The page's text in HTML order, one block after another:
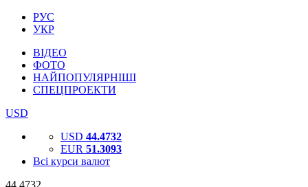
РУС
УКР
ВІДЕО
ФОТО
НАЙПОПУЛЯРНІШІ
СПЕЦПРОЕКТИ
USD
USD 44.4732
EUR 51.3093
Всі курси валют
44.4732